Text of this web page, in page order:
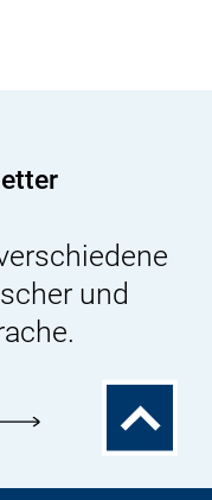
und
Zum